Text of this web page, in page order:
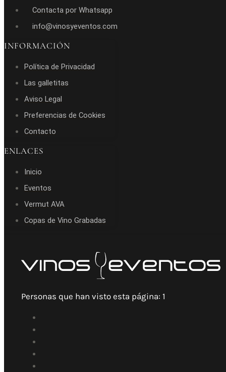
Contacta por Whatsapp
info@vinosyeventos.com
INFORMACIÓN
Política de Privacidad
Las galletitas
Aviso Legal
Preferencias de Cookies
Contacto
ENLACES
Inicio
Eventos
Vermut AVA
Copas de Vino Grabadas
Personas que han visto esta página: 1